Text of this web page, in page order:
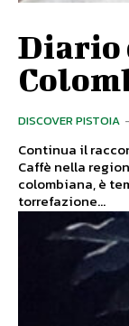
Diario
DISCOVER PISTOIA -
Continua il
Caffè nella regione di
colombiana, è
torrefazione...